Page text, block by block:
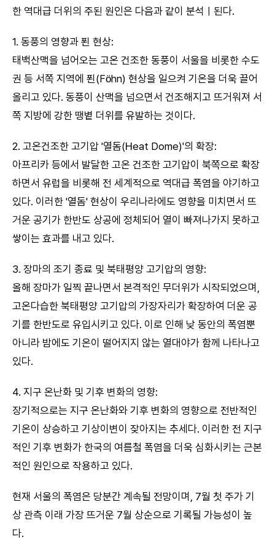
한 역대급 더위의 주된 원인은 다음과 같이 분석ㅣ된다.
1. 동풍의 영향과 푄 현상:
태백산맥을 넘어오는 고온 건조한 동풍이 서울을 비롯한 수도
권 등 서쪽 지역에 푄(Föhn) 현상을 일으켜 기온을 더욱 끌어
올리고 있다. 동풍이 산맥을 넘으면서 건조해지고 뜨거워져 서
쪽 지방에 강한 땡볕 더위를 유발하는 것이다.
2. 고온건조한 고기압 '열돔(Heat Dome)'의 확장:
아프리카 등에서 발달한 고온 건조한 고기압이 북쪽으로 확장
하면서 유럽을 비롯해 전 세계적으로 역대급 폭염을 야기하고
있다. 이러한 '열돔' 현상이 우리나라에도 영향을 미치면서 뜨
거운 공기가 한반도 상공에 정체되어 열이 빠져나가지 못하고
쌓이는 효과를 내고 있다.
3. 장마의 조기 종료 및 북태평양 고기압의 영향:
올해 장마가 일찍 끝나면서 본격적인 무더위가 시작되었으며,
고온다습한 북태평양 고기압의 가장자리가 확장하여 더운 공
기를 한반도로 유입시키고 있다. 이로 인해 낮 동안의 폭염뿐
아니라 밤에도 기온이 떨어지지 않는 열대야가 함께 나타나고
있다.
4. 지구 온난화 및 기후 변화의 영향:
장기적으로는 지구 온난화와 기후 변화의 영향으로 전반적인
기온이 상승하고 기상이변이 잦아지는 추세다. 이러한 전 지구
적인 기후 변화가 한국의 여름철 폭염을 더욱 심화시키는 근본
적인 원인으로 작용하고 있다.
현재 서울의 폭염은 당분간 계속될 전망이며, 7월 첫 주가 기
상 관측 이래 가장 뜨거운 7월 상순으로 기록될 가능성이 높
다.